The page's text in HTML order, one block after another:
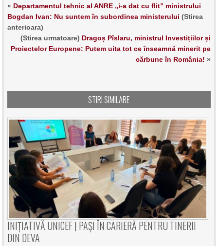
« Departamentul tehnic al ANRE „i-a dat cu flit” ministrului
Bogdan Ivan: Nu suntem în subordinea ministerului (Stirea
anterioara)
(Stirea urmatoare) Dragoș Pîslaru, ministrul Investițiilor și
Proiectelor Europene: Putem uita tot ce înseamnă minerit pe
cărbune în România! »
STIRI SIMILARE
INIȚIATIVĂ UNICEF | PAȘI ÎN CARIERĂ PENTRU TINERII
DIN DEVA